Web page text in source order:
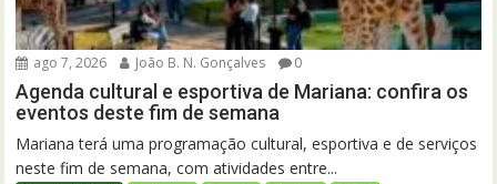
ago 7, 2026 João B. N. Gonçalves 0
Agenda cultural e esportiva de Mariana: confira os
eventos deste fim de semana
Mariana terá uma programação cultural, esportiva e de serviços
neste fim de semana, com atividades entre...